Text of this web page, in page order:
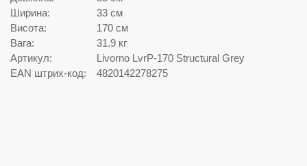
Ширина:
33 см
Висота:
170 см
Вага:
31.9 кг
Артикул:
Livorno LvrP-170 Structural Grey
EAN штрих-код:
4820142278275